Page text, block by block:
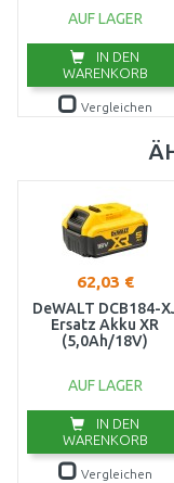
AUF LAGER
IN DEN
WARENKORB
Vergleichen
62,03 €
DeWALT DCB184-
Ersatz Akku XR
(5,0Ah/18V)
AUF LAGER
IN DEN
WARENKORB
Vergleichen